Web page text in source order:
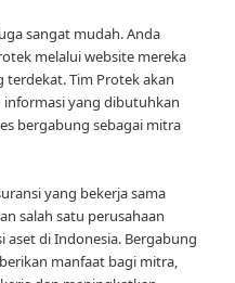
sangat mudah. Anda
melalui website mereka
Tim Protek akan
yang dibutuhkan
bergabung sebagai mitra
yang bekerja sama
salah satu perusahaan
di Indonesia. Bergabung
manfaat bagi mitra,